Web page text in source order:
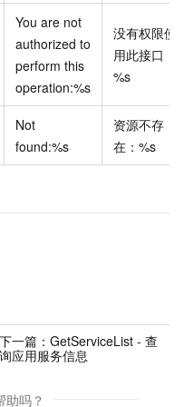
You are not
authorized to
perform this
operation:%s
没有权限使
用此接口：
%s
Not
found:%s
资源不存
在：%s
下一篇：GetServiceList - 查
询应用服务信息
助吗？